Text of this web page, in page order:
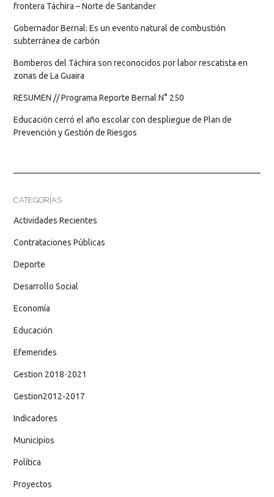
frontera Táchira – Norte de Santander
Gobernador Bernal: Es un evento natural de combustión
subterránea de carbón
Bomberos del Táchira son reconocidos por labor rescatista en
zonas de La Guaira
RESUMEN // Programa Reporte Bernal N° 250
Educación cerró el año escolar con despliegue de Plan de
Prevención y Gestión de Riesgos
CATEGORÍAS
Actividades Recientes
Contrataciones Públicas
Deporte
Desarrollo Social
Economía
Educación
Efemerides
Gestion 2018-2021
Gestion2012-2017
Indicadores
Municipios
Política
Proyectos